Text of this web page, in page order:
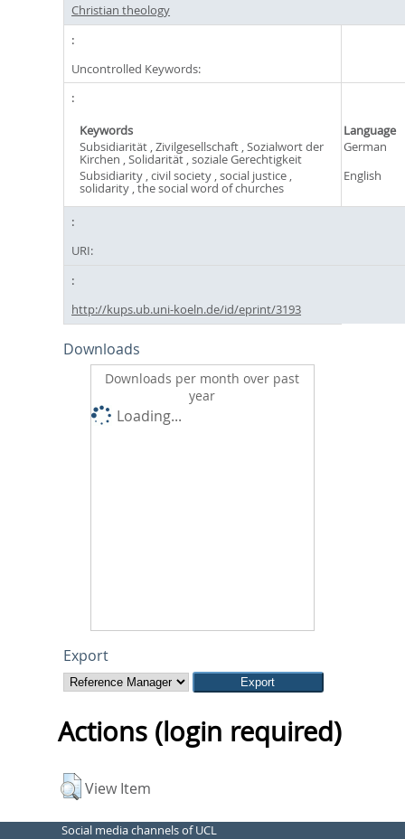
Christian theology
Uncontrolled Keywords:
Keywords
Language
Subsidiarität , Zivilgesellschaft , Sozialwort der
Kirchen , Solidarität , soziale Gerechtigkeit
German
Subsidiarity , civil society , social justice ,
solidarity , the social word of churches
English
URI:
http://kups.ub.uni-koeln.de/id/eprint/3193
Downloads
Downloads per month over past
year
Loading...
Export
Actions (login required)
View Item
Social media channels of UCL